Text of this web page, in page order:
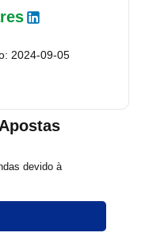
2024-09-05
devido à